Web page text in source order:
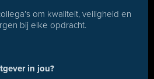
om kwaliteit, veiligheid en
bij elke opdracht.
in jou?